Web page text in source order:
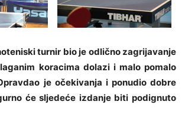
turnir bio je odlično zagrijavanje
koracima dolazi i malo pomalo
je očekivanja i ponudio dobre
će sljedeće izdanje biti podignuto